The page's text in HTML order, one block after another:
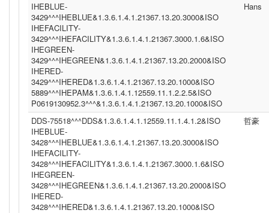
IHEBLUE-
3429^^^IHEBLUE&1.3.6.1.4.1.21367.13.20.3000&ISO
IHEFACILITY-
3429^^^IHEFACILITY&1.3.6.1.4.1.21367.3000.1.6&ISO
IHEGREEN-
3429^^^IHEGREEN&1.3.6.1.4.1.21367.13.20.2000&ISO
IHERED-
3429^^^IHERED&1.3.6.1.4.1.21367.13.20.1000&ISO
5889^^^IHEPAM&1.3.6.1.4.1.12559.11.1.2.2.5&ISO
P0619130952.3^^^&1.3.6.1.4.1.21367.13.20.1000&ISO
Hans
DDS-75518^^^DDS&1.3.6.1.4.1.12559.11.1.4.1.2&ISO
IHEBLUE-
3428^^^IHEBLUE&1.3.6.1.4.1.21367.13.20.3000&ISO
IHEFACILITY-
3428^^^IHEFACILITY&1.3.6.1.4.1.21367.3000.1.6&ISO
IHEGREEN-
3428^^^IHEGREEN&1.3.6.1.4.1.21367.13.20.2000&ISO
IHERED-
3428^^^IHERED&1.3.6.1.4.1.21367.13.20.1000&ISO
哲豪